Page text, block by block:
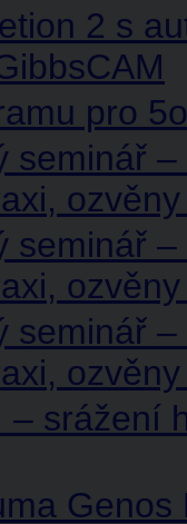
2 s
pro
seminář
seminář
seminář
– srážení